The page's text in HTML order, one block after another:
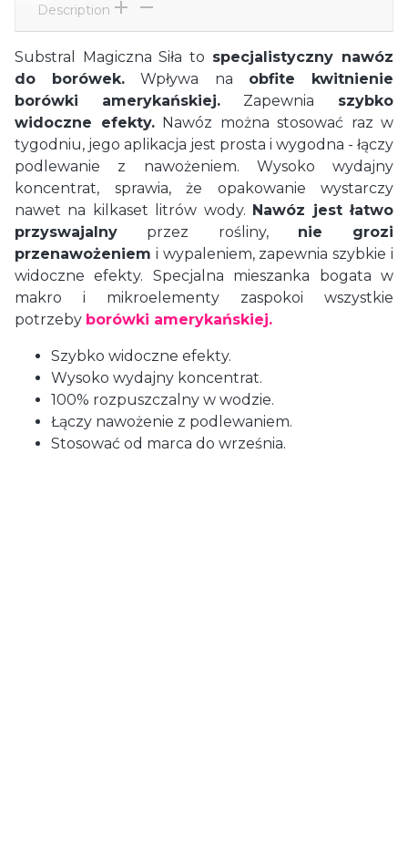
Description
Substral Magiczna Siła to specjalistyczny nawóz
do borówek. Wpływa na obfite kwitnienie
borówki amerykańskiej. Zapewnia szybko
widoczne efekty.Nawóz można stosować raz w
tygodniu, jego aplikacja jest prosta i wygodna - łączy
podlewanie z nawożeniem. Wysoko wydajny
koncentrat, sprawia, że opakowanie wystarczy
nawet na kilkaset litrów wody. Nawóz jest łatwo
przyswajalny przez rośliny, nie grozi
przenawożeniem i wypaleniem, zapewnia szybkie i
widoczne efekty. Specjalna mieszanka bogata w
makro i mikroelementy zaspokoi wszystkie
potrzeby borówki amerykańskiej.
Szybko widoczne efekty.
Wysoko wydajny koncentrat.
100% rozpuszczalny w wodzie.
Łączy nawożenie z podlewaniem.
Stosować od marca do września.